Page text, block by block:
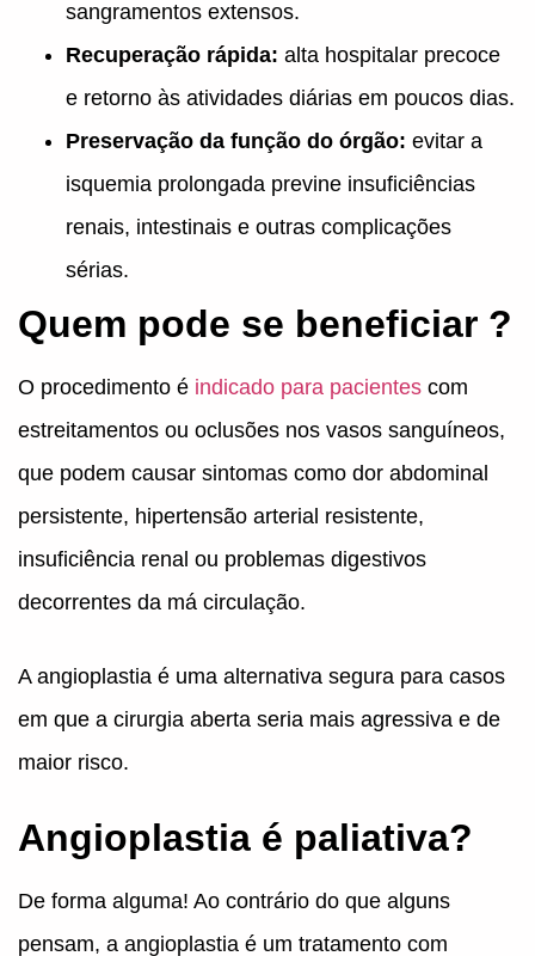
sangramentos extensos.
Recuperação rápida: alta hospitalar precoce
e retorno às atividades diárias em poucos dias.
Preservação da função do órgão: evitar a
isquemia prolongada previne insuficiências
renais, intestinais e outras complicações
sérias.
Quem pode se beneficiar ?
O procedimento é indicado para pacientes com
estreitamentos ou oclusões nos vasos sanguíneos,
que podem causar sintomas como dor abdominal
persistente, hipertensão arterial resistente,
insuficiência renal ou problemas digestivos
decorrentes da má circulação.
A angioplastia é uma alternativa segura para casos
em que a cirurgia aberta seria mais agressiva e de
maior risco.
Angioplastia é paliativa?
De forma alguma! Ao contrário do que alguns
pensam, a angioplastia é um tratamento com